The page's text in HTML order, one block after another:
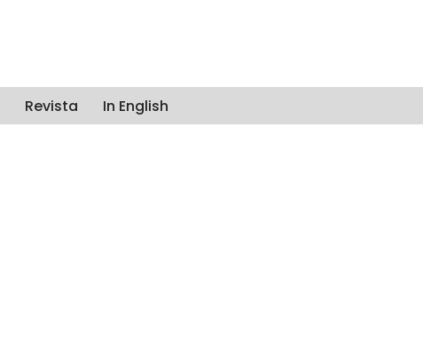
Revista In English